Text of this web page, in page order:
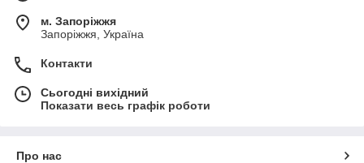
м. Запоріжжя
Запоріжжя, Україна
Контакти
Сьогодні вихідний
Показати весь графік роботи
Про нас